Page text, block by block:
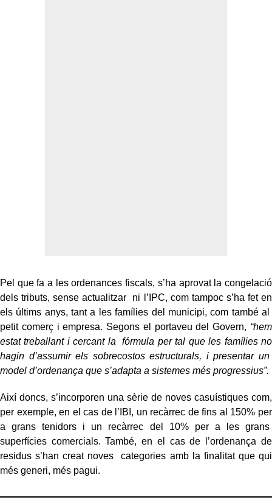
Pel que fa a les ordenances fiscals, s’ha aprovat la congelació
dels tributs, sense actualitzar ni l’IPC, com tampoc s’ha fet en
els últims anys, tant a les famílies del municipi, com també al
petit comerç i empresa. Segons el portaveu del Govern, “hem
estat treballant i cercant la fórmula per tal que les famílies no
hagin d’assumir els sobrecostos estructurals, i presentar un
model d’ordenança que s’adapta a sistemes més progressius”.
Així doncs, s’incorporen una sèrie de noves casuístiques com,
per exemple, en el cas de l’IBI, un recàrrec de fins al 150% per
a grans tenidors i un recàrrec del 10% per a les grans
superfícies comercials. També, en el cas de l’ordenança de
residus s’han creat noves categories amb la finalitat que qui
més generi, més pagui.